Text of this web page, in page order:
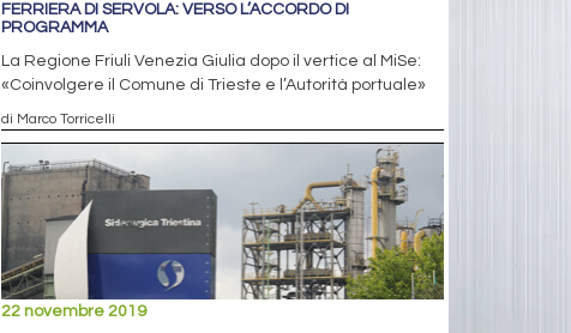
FERRIERA DI SERVOLA: VERSO L’ACCORDO DI
PROGRAMMA
La Regione Friuli Venezia Giulia dopo il vertice al MiSe:
«Coinvolgere il Comune di Trieste e l’Autorità portuale»
di Marco Torricelli
22 novembre 2019